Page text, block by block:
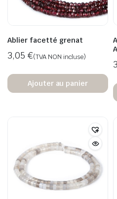
Ablier facetté grenat
3,05 €(TVA NON incluse)
Ajouter au panier